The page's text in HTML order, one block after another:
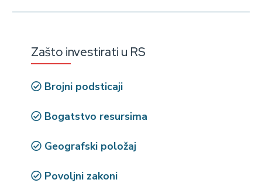
Zašto investirati u RS
Brojni podsticaji
Bogatstvo resursima
Geografski položaj
Povoljni zakoni